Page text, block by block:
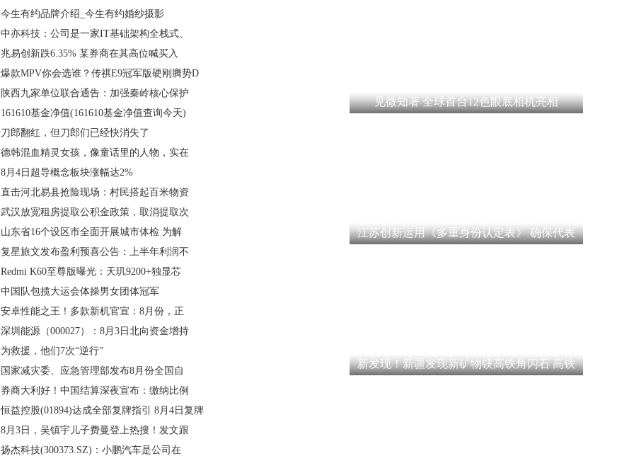
今生有约品牌介绍_今生有约婚纱摄影
中亦科技：公司是一家IT基础架构全栈式、
兆易创新跌6.35% 某券商在其高位喊买入
爆款MPV你会选谁？传祺E9冠军版硬刚腾势D
陕西九家单位联合通告：加强秦岭核心保护
161610基金净值(161610基金净值查询今天)
刀郎翻红，但刀郎们已经快消失了
德韩混血精灵女孩，像童话里的人物，实在
8月4日超导概念板块涨幅达2%
直击河北易县抢险现场：村民搭起百米物资
武汉放宽租房提取公积金政策，取消提取次
山东省16个设区市全面开展城市体检 为解
复星旅文发布盈利预喜公告：上半年利润不
Redmi K60至尊版曝光：天玑9200+独显芯
中国队包揽大运会体操男女团体冠军
安卓性能之王！多款新机官宣：8月份，正
深圳能源（000027）：8月3日北向资金增持
为救援，他们7次“逆行”
国家减灾委、应急管理部发布8月份全国自
券商大利好！中国结算深夜宣布：缴纳比例
恒益控股(01894)达成全部复牌指引 8月4日复牌
8月3日，吴镇宇儿子费曼登上热搜！发文跟
扬杰科技(300373.SZ)：小鹏汽车是公司在
见微知著 全球首台12色眼底相机亮相
江苏创新运用《多重身份认定表》 确保代表
新发现！新疆发现新矿物镁高铁角闪石 高铁